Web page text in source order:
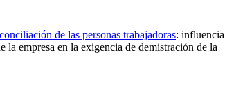
de las personas trabajadoras: influencia
empresa en la exigencia de demistración de la